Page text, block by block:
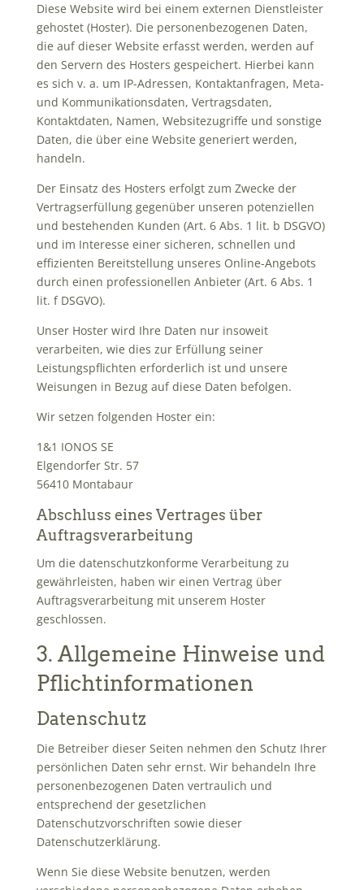
Diese Website wird bei einem externen Dienstleister
gehostet (Hoster). Die personenbezogenen Daten,
die auf dieser Website erfasst werden, werden auf
den Servern des Hosters gespeichert. Hierbei kann
es sich v. a. um IP-Adressen, Kontaktanfragen, Meta-
und Kommunikationsdaten, Vertragsdaten,
Kontaktdaten, Namen, Websitezugriffe und sonstige
Daten, die über eine Website generiert werden,
handeln.
Der Einsatz des Hosters erfolgt zum Zwecke der
Vertragserfüllung gegenüber unseren potenziellen
und bestehenden Kunden (Art. 6 Abs. 1 lit. b DSGVO)
und im Interesse einer sicheren, schnellen und
effizienten Bereitstellung unseres Online-Angebots
durch einen professionellen Anbieter (Art. 6 Abs. 1
lit. f DSGVO).
Unser Hoster wird Ihre Daten nur insoweit
verarbeiten, wie dies zur Erfüllung seiner
Leistungspflichten erforderlich ist und unsere
Weisungen in Bezug auf diese Daten befolgen.
Wir setzen folgenden Hoster ein:
1&1 IONOS SE
Elgendorfer Str. 57
56410 Montabaur
Abschluss eines Vertrages über
Auftragsverarbeitung
Um die datenschutzkonforme Verarbeitung zu
gewährleisten, haben wir einen Vertrag über
Auftragsverarbeitung mit unserem Hoster
geschlossen.
3. Allgemeine Hinweise und
Pflicht­informationen
Datenschutz
Die Betreiber dieser Seiten nehmen den Schutz Ihrer
persönlichen Daten sehr ernst. Wir behandeln Ihre
personenbezogenen Daten vertraulich und
entsprechend der gesetzlichen
Datenschutzvorschriften sowie dieser
Datenschutzerklärung.
Wenn Sie diese Website benutzen, werden